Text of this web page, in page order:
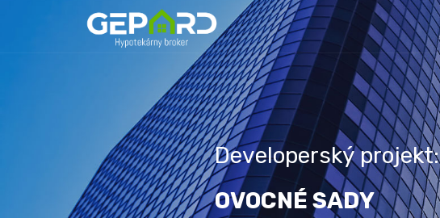
Developerský projekt:
OVOCNÉ SADY